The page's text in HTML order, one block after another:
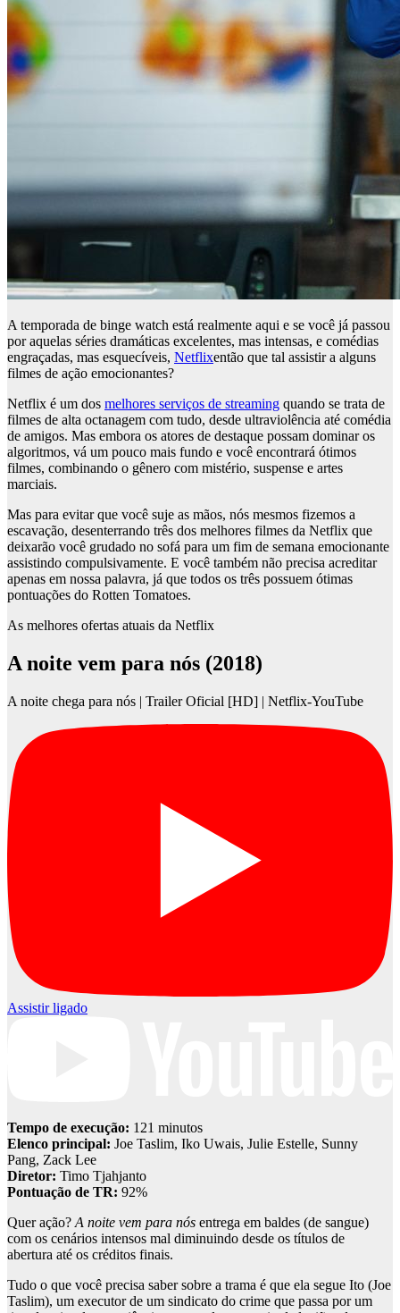
A temporada de binge watch está realmente aqui e se você já passou
por aquelas séries dramáticas excelentes, mas intensas, e comédias
engraçadas, mas esquecíveis, Netflixentão que tal assistir a alguns
filmes de ação emocionantes?
Netflix é um dos melhores serviços de streaming quando se trata de
filmes de alta octanagem com tudo, desde ultraviolência até comédia
de amigos. Mas embora os atores de destaque possam dominar os
algoritmos, vá um pouco mais fundo e você encontrará ótimos
filmes, combinando o gênero com mistério, suspense e artes
marciais.
Mas para evitar que você suje as mãos, nós mesmos fizemos a
escavação, desenterrando três dos melhores filmes da Netflix que
deixarão você grudado no sofá para um fim de semana emocionante
assistindo compulsivamente. E você também não precisa acreditar
apenas em nossa palavra, já que todos os três possuem ótimas
pontuações do Rotten Tomatoes.
As melhores ofertas atuais da Netflix
A noite vem para nós (2018)
A noite chega para nós | Trailer Oficial [HD] | Netflix-YouTube
Assistir ligado
Tempo de execução: 121 minutos
Elenco principal: Joe Taslim, Iko Uwais, Julie Estelle, Sunny
Pang, Zack Lee
Diretor: Timo Tjahjanto
Pontuação de TR: 92%
Quer ação? A noite vem para nós entrega em baldes (de sangue)
com os cenários intensos mal diminuindo desde os títulos de
abertura até os créditos finais.
Tudo o que você precisa saber sobre a trama é que ela segue Ito (Joe
Taslim), um executor de um sindicato do crime que passa por um